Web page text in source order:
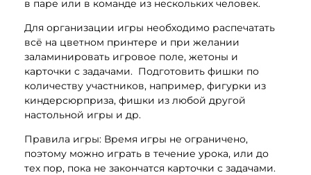
в паре или в команде из нескольких человек.
Для организации игры необходимо распечатать
всё на цветном принтере и при желании
заламинировать игровое поле, жетоны и
карточки с задачами. Подготовить фишки по
количеству участников, например, фигурки из
киндерсюрприза, фишки из любой другой
настольной игры и др.
Правила игры: Время игры не ограничено,
поэтому можно играть в течение урока, или до
тех пор, пока не закончатся карточки с задачами.